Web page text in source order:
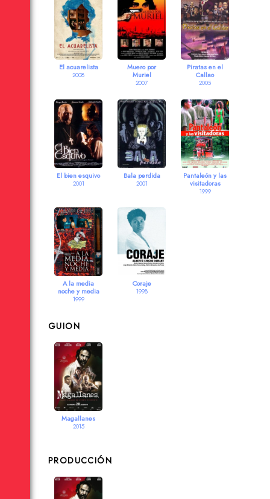
El acuarelista
2008
Muero por
Muriel
2007
Piratas en el
Callao
2005
El bien esquivo
2001
Bala perdida
2001
Pantaleón y las
visitadoras
1999
A la media
noche y media
1999
Coraje
1998
GUION
Magallanes
2015
PRODUCCIÓN